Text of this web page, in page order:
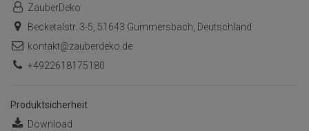
ZauberDeko
Becketalstr. 3-5, 51643 Gummersbach, Deutschland
kontakt@zauberdeko.de
+4922618175180
Produktsicherheit
Download